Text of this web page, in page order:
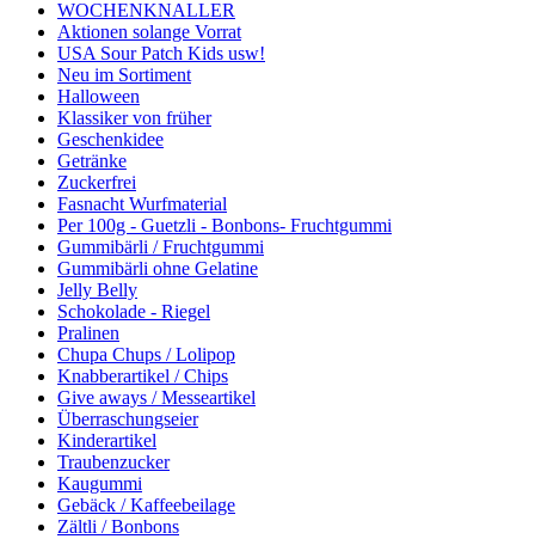
WOCHENKNALLER
Aktionen solange Vorrat
USA Sour Patch Kids usw!
Neu im Sortiment
Halloween
Klassiker von früher
Geschenkidee
Getränke
Zuckerfrei
Fasnacht Wurfmaterial
Per 100g - Guetzli - Bonbons- Fruchtgummi
Gummibärli / Fruchtgummi
Gummibärli ohne Gelatine
Jelly Belly
Schokolade - Riegel
Pralinen
Chupa Chups / Lolipop
Knabberartikel / Chips
Give aways / Messeartikel
Überraschungseier
Kinderartikel
Traubenzucker
Kaugummi
Gebäck / Kaffeebeilage
Zältli / Bonbons